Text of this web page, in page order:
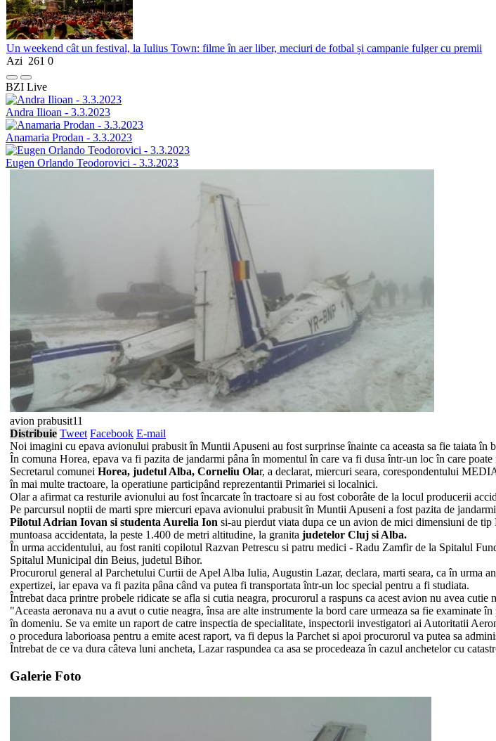
Un weekend cât un festival, la Iulius Town: filme în aer liber, meciuri de fotbal și campanie fulger cu premii
Azi 261 0
BZI Live
Andra Ilioan - 3.3.2023
Anamaria Prodan - 3.3.2023
Eugen Orlando Teodorovici - 3.3.2023
avion prabusit11
Distribuie Tweet Facebook E-mail
Noi imagini cu epava avionului prabusit în Muntii Apuseni au fost surprinse înainte ca aceasta sa fie taiata în
În comuna Horea, epava va fi pazita de jandarmi pâna în momentul în care va fi dusa într-un loc în care poate
Secretarul comunei Horea, judetul Alba, Corneliu Olar, a declarat, miercuri seara, corespondentului
în mai multe tractoare, la operatiune participând reprezentantii Primariei si localnici.
Olar a afirmat ca resturile avionului au fost încarcate în tractoare si au fost coborâte de la locul producerii
Pe parcursul noptii de marti spre miercuri epava avionului prabusit în Muntii Apuseni a fost pazita de
Pilotul Adrian Iovan si studenta Aurelia Ion si-au pierdut viata dupa ce un avion de mici dimensiuni de
muntoasa accidentata, la peste 1.400 de metri altitudine, la granita judetelor Cluj si Alba.
În urma accidentului, au fost raniti copilotul Razvan Petrescu si patru medici - Radu Zamfir de la Spitalul
Spitalul Municipal din Beius, judetul Bihor.
Procurorul general al Parchetului Curtii de Apel Alba Iulia, Augustin Lazar, declara, marti seara, ca în urma
expertizei, iar epava va fi pazita pâna când va putea fi transportata într-un loc special pentru a fi studiata.
Întrebat daca printre probele ridicate se afla si cutia neagra, procurorul a raspuns ca acest avion nu avea
"Aceasta aeronava nu a avut o cutie neagra, însa are alte instrumente la bord care urmeaza sa fie
în domeniu. Se va emite un raport de catre inspectia de specialitate, inspectorii investigatori ai Autoritatii
o procedura laborioasa pentru a emite acest raport, va fi depus la Parchet si apoi procurorul va putea sa
Întrebat de ce va dura câteva luni ancheta, Lazar raspundea ca asa se procedeaza în cazul anchetelor cu
Galerie Foto